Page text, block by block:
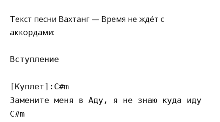
Текст песни Вахтанг — Время не ждёт с
аккордами:
Вступление
[Куплет]:C#m
Замените меня в Аду, я не знаю куда иду
C#m